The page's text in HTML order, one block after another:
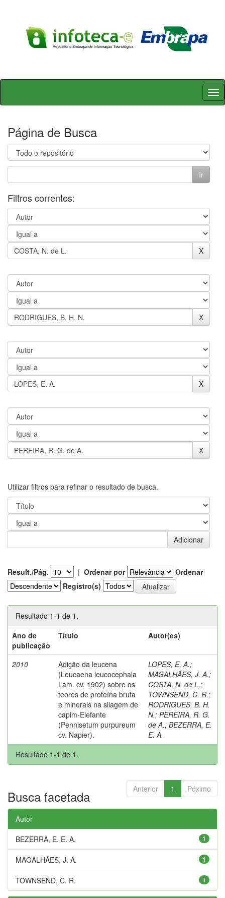
Skip
Página de Busca
Filtros correntes:
Utilizar filtros para refinar o resultado de busca.
Result./Pág. | Ordenar por
Ordenar
Registro(s)
Resultado 1-1 de 1.
Ano de
publicação
Título Autor(es)
2010
Adição da leucena
(Leucaena leucocephala
Lam. cv. 1902) sobre os
teores de proteína bruta
e minerais na silagem de
capim-Elefante
(Pennisetum purpureum
cv. Napier).
LOPES, E. A.;
MAGALHÃES, J. A.;
COSTA, N. de L.;
TOWNSEND, C. R.;
RODRIGUES, B. H.
N.; PEREIRA, R. G.
de A.; BEZERRA, E.
E. A.
Resultado 1-1 de 1.
Anterior 1 Póximo
Busca facetada
Autor
1
BEZERRA, E. E. A.
1
MAGALHÃES, J. A.
1
TOWNSEND, C. R.